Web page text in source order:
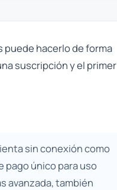
puede hacerlo de forma
suscripción y el primer
sin conexión como
pago único para uso
avanzada, también